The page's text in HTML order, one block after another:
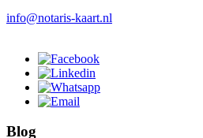
info@notaris-kaart.nl
Blog